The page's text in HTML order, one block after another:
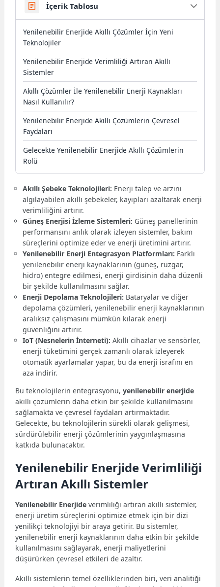
İçerik Tablosu
Yenilenebilir Enerjide Akıllı Çözümler İçin Yeni
Teknolojiler
Yenilenebilir Enerjide Verimliliği Artıran Akıllı
Sistemler
Akıllı Çözümler İle Yenilenebilir Enerji Kaynakları
Nasıl Kullanılır?
Yenilenebilir Enerjide Akıllı Çözümlerin Çevresel
Faydaları
Gelecekte Yenilenebilir Enerjide Akıllı Çözümlerin
Rolü
Akıllı Şebeke Teknolojileri: Enerji talep ve arzını
algılayabilen akıllı şebekeler, kayıpları azaltarak enerji
verimliliğini artırır.
Güneş Enerjisi İzleme Sistemleri: Güneş panellerinin
performansını anlık olarak izleyen sistemler, bakım
süreçlerini optimize eder ve enerji üretimini artırır.
Yenilenebilir Enerji Entegrasyon Platformları: Farklı
yenilenebilir enerji kaynaklarının (güneş, rüzgar,
hidro) entegre edilmesi, enerji girdisinin daha düzenli
bir şekilde kullanılmasını sağlar.
Enerji Depolama Teknolojileri: Bataryalar ve diğer
depolama çözümleri, yenilenebilir enerji kaynaklarının
aralıksız çalışmasını mümkün kılarak enerji
güvenliğini artırır.
IoT (Nesnelerin İnterneti): Akıllı cihazlar ve sensörler,
enerji tüketimini gerçek zamanlı olarak izleyerek
otomatik ayarlamalar yapar, bu da enerji israfını en
aza indirir.
Bu teknolojilerin entegrasyonu,yenilenebilir enerjide
akıllı çözümlerin daha etkin bir şekilde kullanılmasını
sağlamakta ve çevresel faydaları artırmaktadır.
Gelecekte, bu teknolojilerin sürekli olarak gelişmesi,
sürdürülebilir enerji çözümlerinin yaygınlaşmasına
katkıda bulunacaktır.
Yenilenebilir Enerjide Verimliliği
Artıran Akıllı Sistemler
Yenilenebilir Enerjide verimliliği artıran akıllı sistemler,
enerji üretim süreçlerini optimize etmek için bir dizi
yenilikçi teknolojiyi bir araya getirir. Bu sistemler,
yenilenebilir enerji kaynaklarının daha etkin bir şekilde
kullanılmasını sağlayarak, enerji maliyetlerini
düşürürken çevresel etkileri de azaltır.
Akıllı sistemlerin temel özelliklerinden biri, veri analitiği